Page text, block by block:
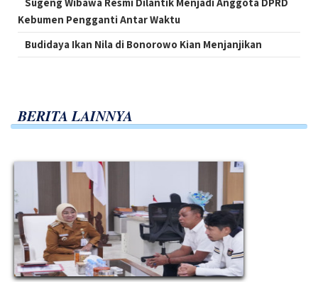
Kebumen Pengganti Antar Waktu
Budidaya Ikan Nila di Bonorowo Kian Menjanjikan
BERITA LAINNYA